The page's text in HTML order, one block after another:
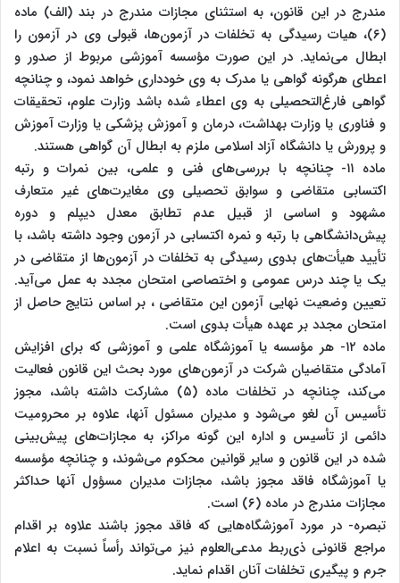
مندرج در این قانون، به استثنای مجازات مندرج در بند (الف) ماده
(۶)، هیات رسیدگی به تخلفات در آزمون‌ها، قبولی وی در آزمون را
ابطال می‌نماید. در این صورت مؤسسه آموزشی مربوط از صدور و
اعطای هرگونه گواهی یا مدرک به وی خودداری خواهد نمود، و چنانچه
گواهی فارغ‌التحصیلی به وی اعطاء شده باشد وزارت علوم، تحقیقات
و فناوری یا وزارت بهداشت، درمان و آموزش پزشکی یا وزارت آموزش
و پرورش یا دانشگاه آزاد اسلامی ملزم به ابطال آن گواهی هستند.
ماده ۱۱- چنانچه با بررسی‌های فنی و علمی، بین نمرات و رتبه
اکتسابی متقاضی و سوابق تحصیلی وی مغایرت‌های غیر متعارف
مشهود و اساسی از قبیل عدم تطابق معدل دیپلم و دوره
پیش‌دانشگاهی با رتبه و نمره اکتسابی در آزمون وجود داشته باشد، با
تأیید هیأت‌های بدوی رسیدگی به تخلفات در آزمون‌ها از متقاضی در
یک یا چند درس عمومی و اختصاصی امتحان مجدد به عمل می‌آید.
تعیین وضعیت نهایی آزمون این متقاضی ، بر اساس نتایج حاصل از
امتحان مجدد بر عهده هیأت بدوی است.
ماده ۱۲- هر مؤسسه یا آموزشگاه علمی و آموزشی که برای افزایش
آمادگی متقاضیان شرکت در آزمون‌های مورد بحث این قانون فعالیت
می‌کند، چنانچه در تخلفات ماده (۵) مشارکت داشته باشد، مجوز
تأسیس آن لغو می‌شود و مدیران مسئول آنها، علاوه بر محرومیت
دائمی از تأسیس و اداره این گونه مراکز، به مجازات‌های پیش‌بینی
شده در این قانون و سایر قوانین محکوم می‌شوند، و چنانچه مؤسسه
یا آموزشگاه فاقد مجوز باشد، مجازات مدیران مسؤول آنها حداکثر
مجازات مندرج در ماده (۶) است.
تبصره- در مورد آموزشگاه‌هایی که فاقد مجوز باشند علاوه بر اقدام
مراجع قانونی ذی‌ربط مدعی‌العلوم نیز می‌تواند رأساً نسبت به اعلام
جرم و پیگیری تخلفات آنان اقدام نماید.